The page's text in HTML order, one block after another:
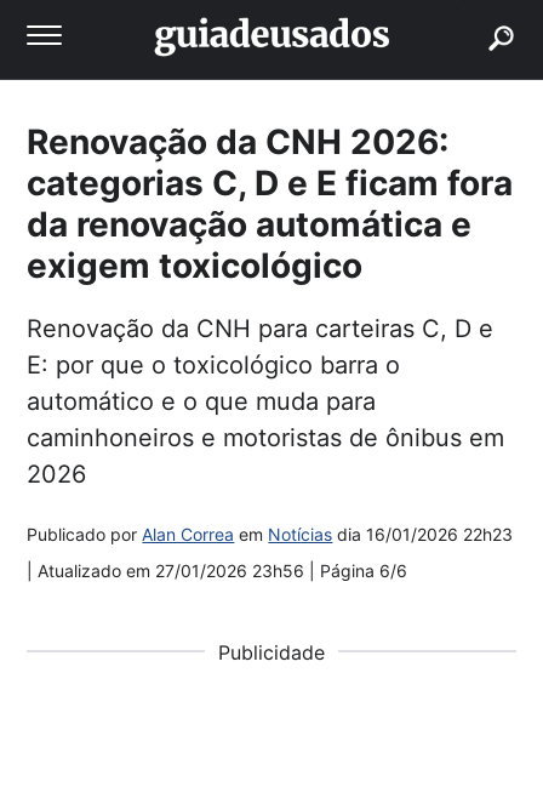
Renovação da CNH 2026:
categorias C, D e E ficam fora
da renovação automática e
exigem toxicológico
Renovação da CNH para carteiras C, D e
E: por que o toxicológico barra o
automático e o que muda para
caminhoneiros e motoristas de ônibus em
2026
Publicado porAlan Correa em Notícias dia16/01/2026 22h23
| Atualizado em 27/01/2026 23h56 | Página 6/6
Publicidade